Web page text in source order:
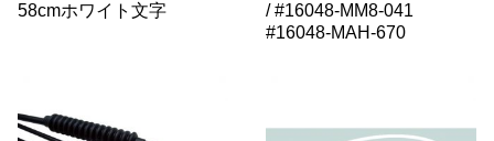
58cmホワイト文字
/ #16048-MM8-041
#16048-MAH-670